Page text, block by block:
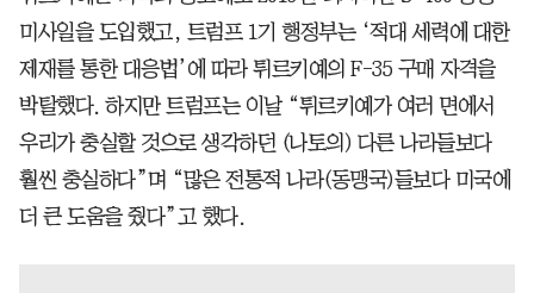
미사일을 도입했고, 트럼프 1기 행정부는 ‘적대 세력에 대한
제재를 통한 대응법’에 따라 튀르키예의 F-35 구매 자격을
박탈했다. 하지만 트럼프는 이날 “튀르키예가 여러 면에서
우리가 충실할 것으로 생각하던 (나토의) 다른 나라들보다
훨씬 충실하다”며 “많은 전통적 나라(동맹국)들보다 미국에
더 큰 도움을 줬다”고 했다.